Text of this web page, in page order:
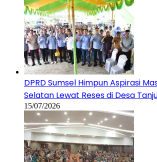
DPRD Sumsel Himpun Aspirasi
Selatan Lewat Reses di Desa
15/07/2026